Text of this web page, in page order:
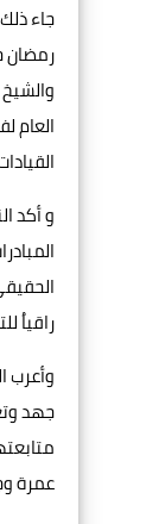
جاء
رمضان
العام
و أكد
راقياُ
وأعرب
جهد
عمرة